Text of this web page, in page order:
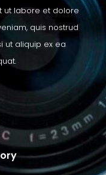
ut labore et dolore
quis nostrud
ut aliquip ex ea